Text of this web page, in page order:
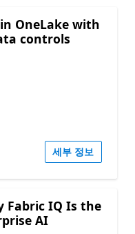
OneLake with
controls
세부 정보
Fabric IQ Is the
AI